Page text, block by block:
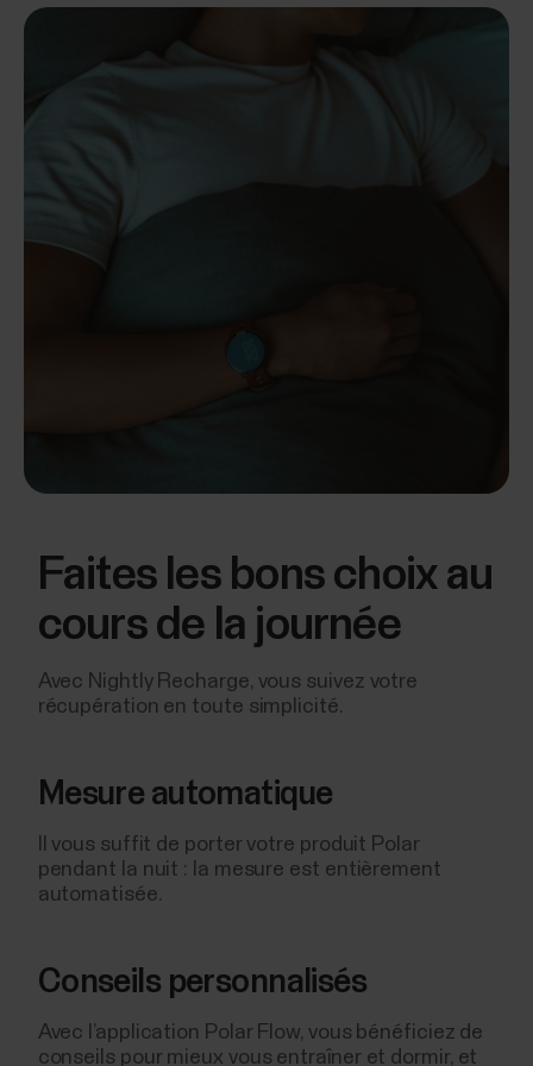
Faites les bons choix au
cours de la journée
Avec Nightly Recharge, vous suivez votre
récupération en toute simplicité.
Mesure automatique
Il vous suffit de porter votre produit Polar
pendant la nuit : la mesure est entièrement
automatisée.
Conseils personnalisés
Avec l’application Polar Flow, vous bénéficiez de
conseils pour mieux vous entraîner et dormir, et